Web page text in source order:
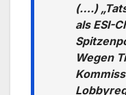
(….)
als ESI-
Wegen